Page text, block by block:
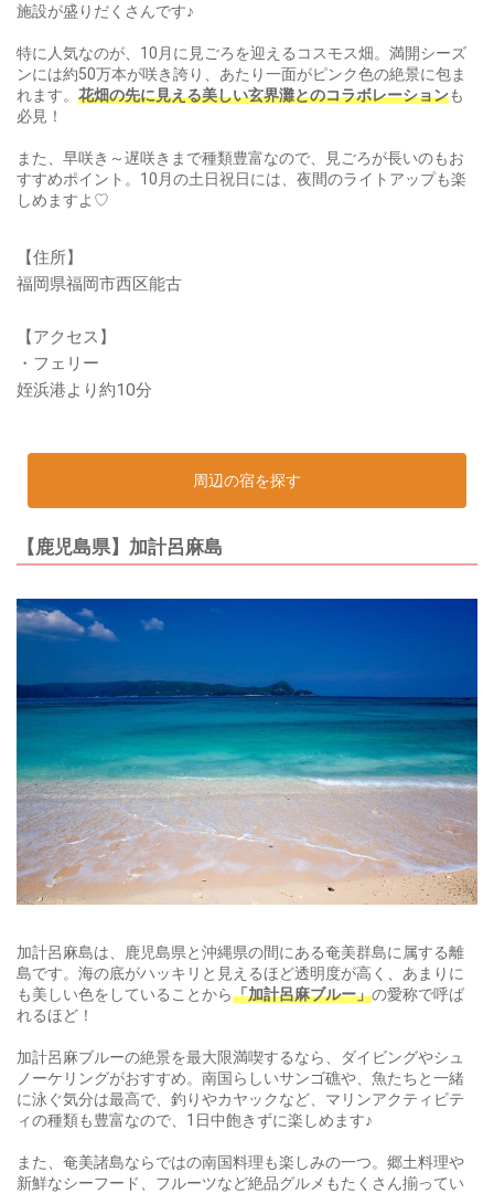
施設が盛りだくさんです♪
特に人気なのが、 10月に見ごろを迎えるコスモス畑​​。満開シーズ
ンには約50万本が咲き誇り、あたり一面がピンク色の絶景に包ま
れます。 花畑の先に見える美しい玄界灘とのコラボレーションも
必見！
また、早咲き～遅咲きまで種類豊富なので、見ごろが長いのもお
すすめポイント。10月の土日祝日には、夜間のライトアップも楽
しめますよ♡
【住所】
福岡県福岡市西区能古
【アクセス】
・フェリー
姪浜港より約10分
周辺の宿を探す
【鹿児島県】加計呂麻島
加計呂麻島は、鹿児島県と沖縄県の間にある奄美群島に属する離
島です。海の底がハッキリと見えるほど透明度が高く、あまりに
も美しい色をしていることから「加計呂麻ブルー」の愛称で呼ば
れるほど！
加計呂麻ブルーの絶景を最大限満喫するなら、ダイビングやシュ
ノーケリングがおすすめ。南国らしいサンゴ礁や、魚たちと一緒
に泳ぐ気分は最高で、釣りやカヤックなど、マリンアクティビテ
ィの種類も豊富なので、1日中飽きずに楽しめます♪
また、奄美諸島ならではの南国料理も楽しみの一つ。郷土料理や
新鮮なシーフード、フルーツなど絶品グルメもたくさん揃ってい